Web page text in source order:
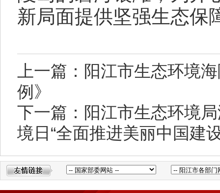
新局面提供坚强生态保
上一篇：阳江市生态环境
例》
下一篇：阳江市生态环境
境日“全面推进美丽中国建